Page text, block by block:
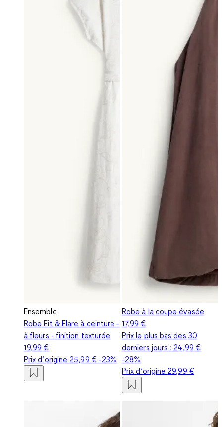
Ensemble
Robe Fit & Flare à ceinture -
à fleurs - finition texturée
19,99 €
Prix d‘origine 25,99 €-23%
Robe à la coupe évasée
17,99 €
Prix le plus bas des 30
derniers jours : 24,99 €
-28%
Prix d‘origine 29,99 €